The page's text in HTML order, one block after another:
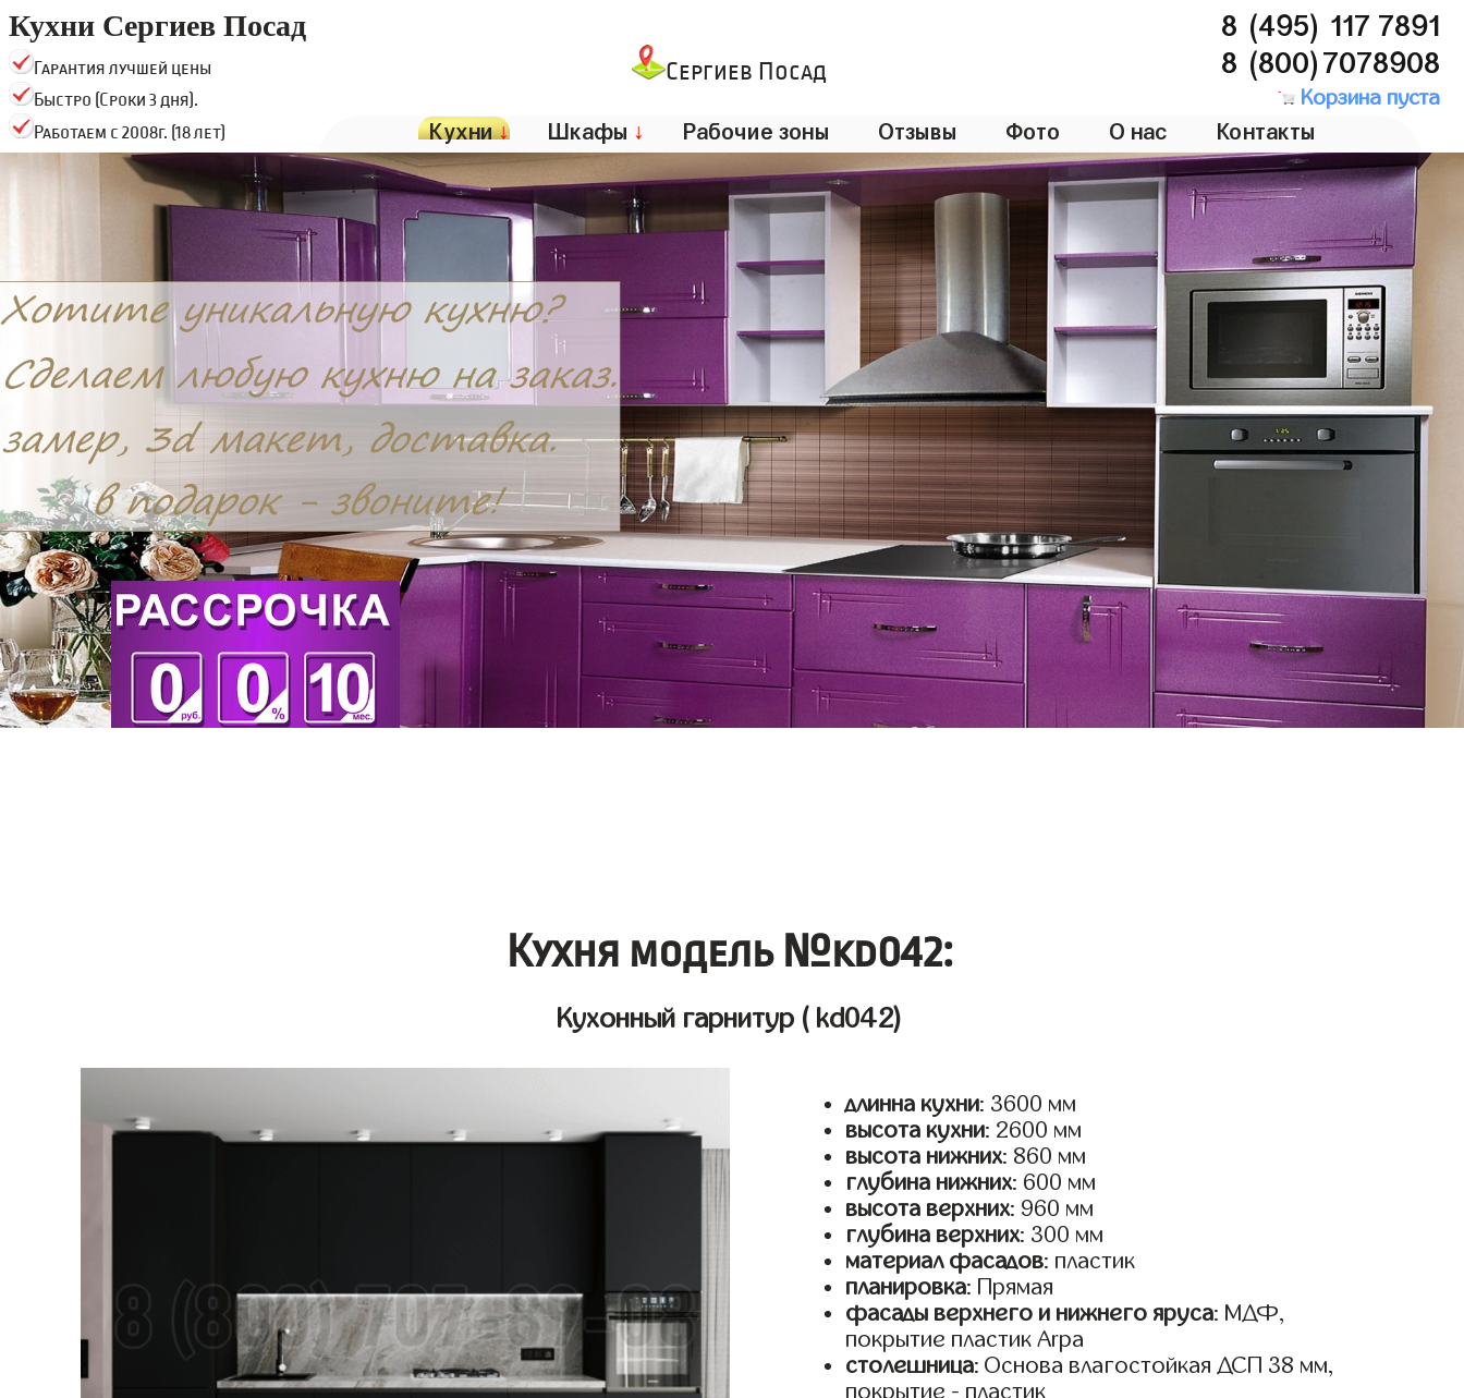
Кухни Сергиев Посад
Гарантия лучшей цены
Быстро (Сроки 3 дня).
Работаем с 2008г. (18 лет)
Сергиев Посад
8 (495) 117 7891
8 (800)7078908
Корзина пуста
Кухни↓ Шкафы ↓ Рабочие зоны Отзывы Фото О нас Контакты
Кухня модель №kd042:
Кухонный гарнитур ( kd042)
длинна кухни: 3600 мм
высота кухни: 2600 мм
высота нижних: 860 мм
глубина нижних: 600 мм
высота верхних: 960 мм
глубина верхних: 300 мм
материал фасадов: пластик
планировка: Прямая
фасады верхнего и нижнего яруса: МДФ,
покрытие пластик Arpa
столешница: Основа влагостойкая ДСП 38 мм,
покрытие - пластик